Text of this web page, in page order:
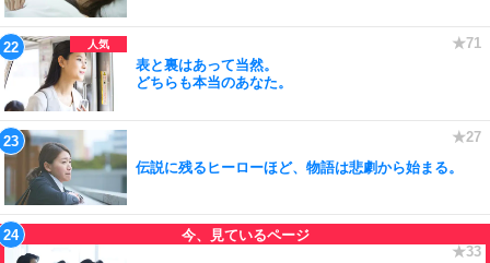
表と裏はあって当然。
どちらも本当のあなた。
伝説に残るヒーローほど、物語は悲劇から始まる。